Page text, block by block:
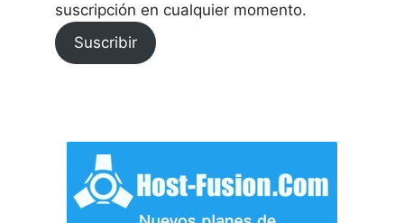
suscripción en cualquier momento.
Suscribir